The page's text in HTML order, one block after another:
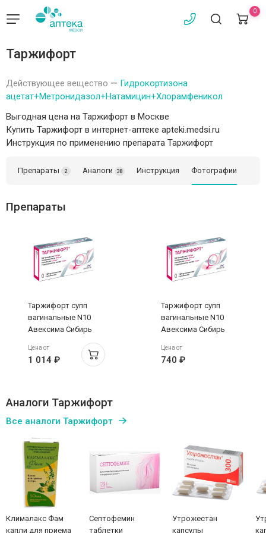
0
Таржифорт
Действующее вещество — Гидрокортизона
ацетат+Метронидазол+Натамицин+Хлорамфеникол
Выгодная цена на Таржифорт в Москве
Купить Таржифорт в интернет-аптеке apteki.medsi.ru
Инструкция по применению препарата Таржифорт
Препараты 2 Аналоги 38 Инструкция Фотографии
Препараты
Таржифорт супп
вагинальные N10
Авексима Сибирь
Цена от
1 014 ₽
Таржифорт супп
вагинальные N10
Авексима Сибирь
Цена от
740 ₽
Аналоги Таржифорт
Все аналоги Таржифорт
Клималакс Фам
капли для приема
Септофемин
таблетки
Утрожестан
капсулы